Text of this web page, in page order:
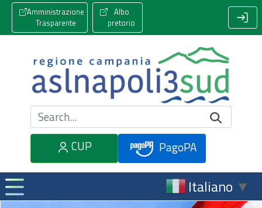
Amministrazione
Trasparente
Albo
pretorio
Cerca nel sito
CUP
PagoPA
Italiano ▼